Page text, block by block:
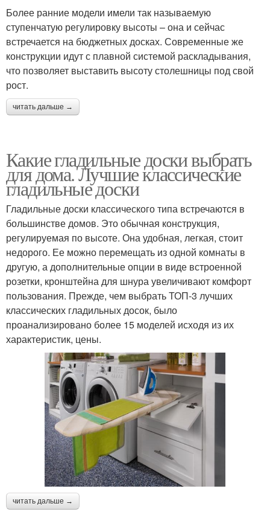
Более ранние модели имели так называемую
ступенчатую регулировку высоты – она и сейчас
встречается на бюджетных досках. Современные же
конструкции идут с плавной системой раскладывания,
что позволяет выставить высоту столешницы под свой
рост.
читать дальше →
Какие гладильные доски выбрать
для дома. Лучшие классические
гладильные доски
Гладильные доски классического типа встречаются в
большинстве домов. Это обычная конструкция,
регулируемая по высоте. Она удобная, легкая, стоит
недорого. Ее можно перемещать из одной комнаты в
другую, а дополнительные опции в виде встроенной
розетки, кронштейна для шнура увеличивают комфорт
пользования. Прежде, чем выбрать ТОП-3 лучших
классических гладильных досок, было
проанализировано более 15 моделей исходя из их
характеристик, цены.
читать дальше →